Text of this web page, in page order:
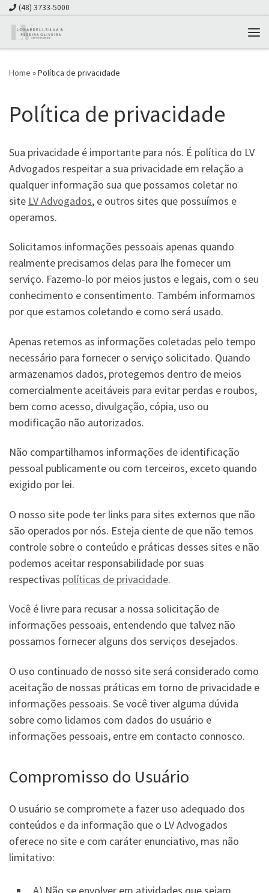
Skip to content
(48) 3733-5000
Home »Política de privacidade
Política de privacidade
Sua privacidade é importante para nós. É política do LV
Advogados respeitar a sua privacidade em relação a
qualquer informação sua que possamos coletar no
site LV Advogados, e outros sites que possuímos e
operamos.
Solicitamos informações pessoais apenas quando
realmente precisamos delas para lhe fornecer um
serviço. Fazemo-lo por meios justos e legais, com o seu
conhecimento e consentimento. Também informamos
por que estamos coletando e como será usado.
Apenas retemos as informações coletadas pelo tempo
necessário para fornecer o serviço solicitado. Quando
armazenamos dados, protegemos dentro de meios
comercialmente aceitáveis ​​para evitar perdas e roubos,
bem como acesso, divulgação, cópia, uso ou
modificação não autorizados.
Não compartilhamos informações de identificação
pessoal publicamente ou com terceiros, exceto quando
exigido por lei.
O nosso site pode ter links para sites externos que não
são operados por nós. Esteja ciente de que não temos
controle sobre o conteúdo e práticas desses sites e não
podemos aceitar responsabilidade por suas
respectivas políticas de privacidade.
Você é livre para recusar a nossa solicitação de
informações pessoais, entendendo que talvez não
possamos fornecer alguns dos serviços desejados.
O uso continuado de nosso site será considerado como
aceitação de nossas práticas em torno de privacidade e
informações pessoais. Se você tiver alguma dúvida
sobre como lidamos com dados do usuário e
informações pessoais, entre em contacto connosco.
Compromisso do Usuário
O usuário se compromete a fazer uso adequado dos
conteúdos e da informação que o LV Advogados
oferece no site e com caráter enunciativo, mas não
limitativo: